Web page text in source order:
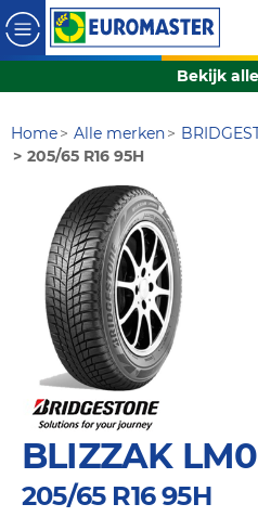
Bekijk
Home Alle merken
205/65 R16 95H
BLIZZAK
205/65 R16 95H